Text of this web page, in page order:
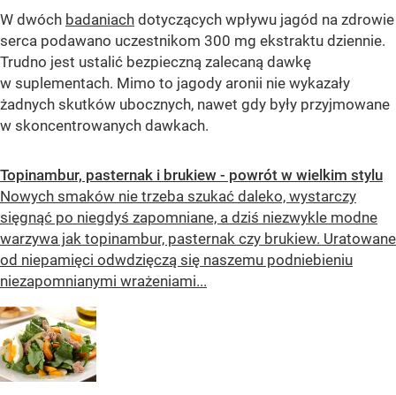
W dwóch badaniach dotyczących wpływu jagód na zdrowie
serca podawano uczestnikom 300 mg ekstraktu dziennie.
Trudno jest ustalić bezpieczną zalecaną dawkę
w suplementach. Mimo to jagody aronii nie wykazały
żadnych skutków ubocznych, nawet gdy były przyjmowane
w skoncentrowanych dawkach.
Topinambur, pasternak i brukiew - powrót w wielkim stylu
Nowych smaków nie trzeba szukać daleko, wystarczy
sięgnąć po niegdyś zapomniane, a dziś niezwykle modne
warzywa jak topinambur, pasternak czy brukiew. Uratowane
od niepamięci odwdzięczą się naszemu podniebieniu
niezapomnianymi wrażeniami...